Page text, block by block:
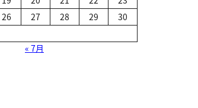
26 27 28 29
30
« 7月